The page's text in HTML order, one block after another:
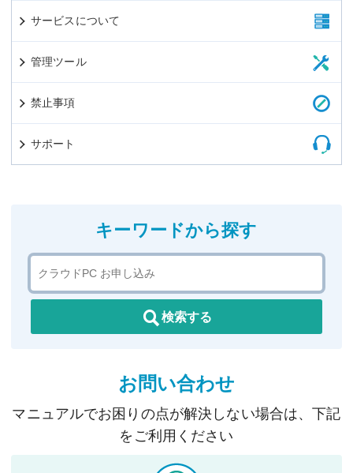
サービスについて
管理ツール
禁止事項
サポート
キーワードから探す
検索する
お問い合わせ
マニュアルでお困りの点が解決しない場合は、下記
をご利用ください